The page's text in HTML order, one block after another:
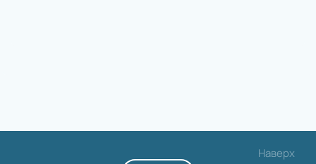
Наверх